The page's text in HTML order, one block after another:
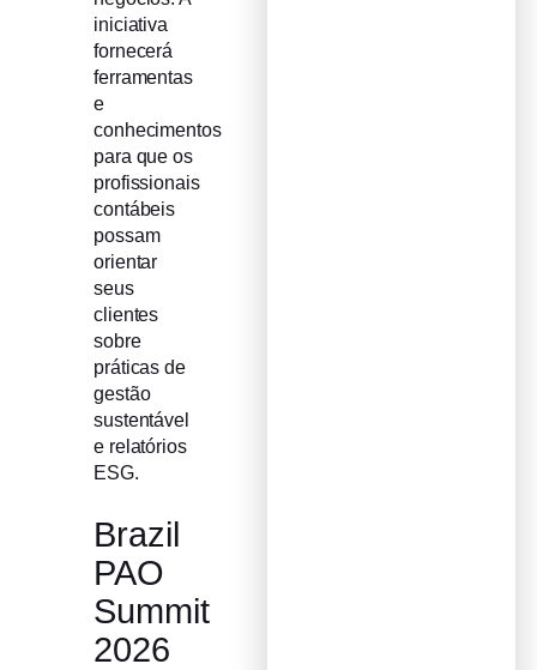
iniciativa
fornecerá
ferramentas
e
conhecimentos
para que os
profissionais
contábeis
possam
orientar
seus
clientes
sobre
práticas de
gestão
sustentável
e relatórios
ESG.
Brazil
PAO
Summit
2026